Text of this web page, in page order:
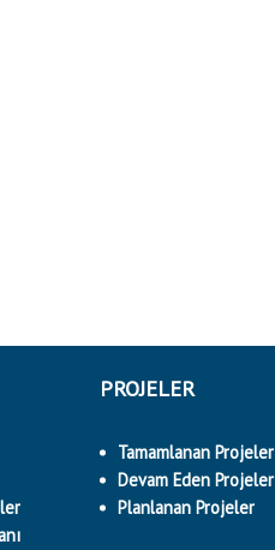
PROJELER
Tamamlanan Projeler
Devam Eden Projeler
Planlanan Projeler